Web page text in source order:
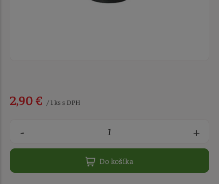
2,90 € / 1 ks s DPH
- +
Do košíka